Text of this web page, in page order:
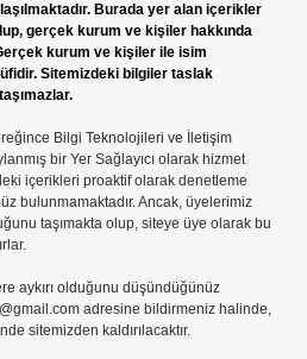
Burada yer alan içerikler
gerçek kurum ve kişiler hakkında
kurum ve kişiler ile isim
Sitemizdeki bilgiler taslak
Bilgi Teknolojileri ve İletişim
bir Yer Sağlayıcı olarak hizmet
içerikleri proaktif olarak denetleme
bulunmamaktadır. Ancak, üyelerimiz
taşımakta olup, siteye üye olarak bu
aykırı olduğunu düşündüğünüz
adresine bildirmeniz halinde,
sitemizden kaldırılacaktır.